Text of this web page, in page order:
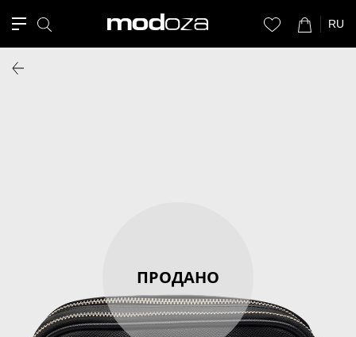
RU
ПРОДАНО